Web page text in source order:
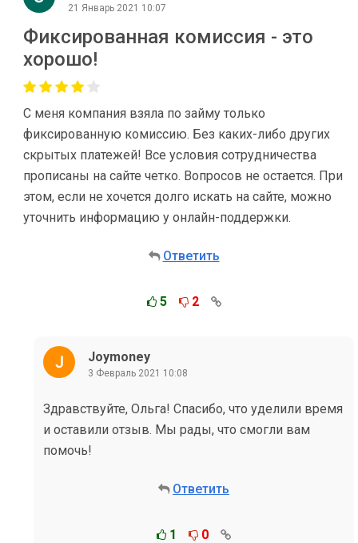
21 Январь 2021 10:07
Фиксированная комиссия - это
хорошо!
С меня компания взяла по займу только
фиксированную комиссию. Без каких-либо других
скрытых платежей! Все условия сотрудничества
прописаны на сайте четко. Вопросов не остается. При
этом, если не хочется долго искать на сайте, можно
уточнить информацию у онлайн-поддержки.
Ответить
5 2
Joymoney
3 Февраль 2021 10:08
Здравствуйте, Ольга! Спасибо, что уделили время
и оставили отзыв. Мы рады, что смогли вам
помочь!
Ответить
1 0